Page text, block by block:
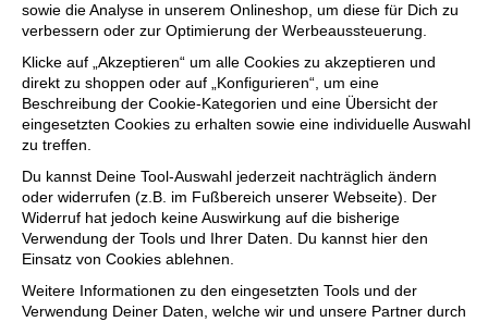
sowie die Analyse in unserem Onlineshop, um diese für Dich zu
verbessern oder zur Optimierung der Werbeaussteuerung.
Klicke auf „Akzeptieren“ um alle Cookies zu akzeptieren und
direkt zu shoppen oder auf „Konfigurieren“, um eine
Beschreibung der Cookie-Kategorien und eine Übersicht der
eingesetzten Cookies zu erhalten sowie eine individuelle Auswahl
zu treffen.
Du kannst Deine Tool-Auswahl jederzeit nachträglich ändern
oder widerrufen (z.B. im Fußbereich unserer Webseite). Der
Widerruf hat jedoch keine Auswirkung auf die bisherige
Verwendung der Tools und Ihrer Daten. Du kannst hier den
Einsatz von Cookies ablehnen.
Weitere Informationen zu den eingesetzten Tools und der
Verwendung Deiner Daten, welche wir und unsere Partner durch